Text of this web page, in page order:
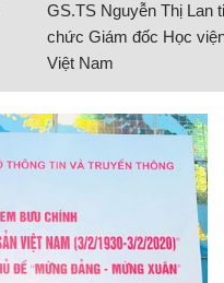
GS.TS Nguyễn Thị Lan
chức Giám đốc Học
Việt Nam